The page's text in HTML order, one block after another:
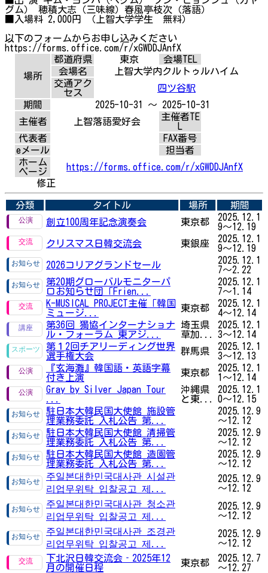
グム） 穂積大志（三味線）春風亭枝次（落語）
■入場料 2,000円 （上智大学学生 無料）
以下のフォームからお申し込みください
https://forms.office.com/r/xGWDDJAnfX
場所
都道府県 東京
会場TEL
会場名
上智大学内クルトゥルハイム
交通アク
セス
四ツ谷駅
期間
2025-10-31 ～ 2025-10-31
主催者
上智落語愛好会
主催者TE
代表者
FAX番号
eメール
担当者
ホーム
ページ
https://forms.office.com/r/xGWDDJAnfX
修正
分類 タイトル 場所
期間
創立100周年記念演奏会
東京都
2025.12.1
9～12.19
クリスマス日韓交流会
東銀座
2025.12.1
9～12.19
2026コリアグランドセール
2025.12.1
7～2.22
第20期グローバルモニターパ
ロお知らせ団「Frien...
2025.12.1
7～1.14
K-MUSICAL PROJECT主催「韓国
ミュージ...
東京都
2025.12.1
4～12.14
第36回 獨協インターナショナ
ル・フォーラム 東アジ...
埼玉県
草加...
2025.12.1
3～12.14
第１2回チアリーディング世界
選手権大会
群馬県
2025.12.1
3～12.13
『玄海灘』韓国語・英語字幕
付き上演
東京都
2025.12.1
1～12.14
Gray by Silver Japan Tour
沖縄県
と東...
2025.12.1
0～12.15
駐日本大韓民国大使館 施設管
理業務委託 入札公告 第...
2025.12.9
～12.12
駐日本大韓民国大使館 清掃管
理業務委託 入札公告 第...
2025.12.9
～12.12
駐日本大韓民国大使館 造園管
理業務委託 入札公告 第...
2025.12.9
～12.12
주일본대한민국대사관 시설관
리업무위탁 입찰공고 제...
2025.12.9
～12.12
주일본대한민국대사관 청소관
리업무위탁 입찰공고 제...
2025.12.9
～12.12
주일본대한민국대사관 조경관
리업무위탁 입찰공고 제...
2025.12.9
～12.12
下北沢日韓交流会‐2025年12
月の開催日程
東京都
2025.12.7
～12.27